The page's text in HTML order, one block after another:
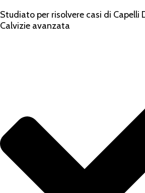
Studiato per risolvere casi di Capelli
Calvizie avanzata